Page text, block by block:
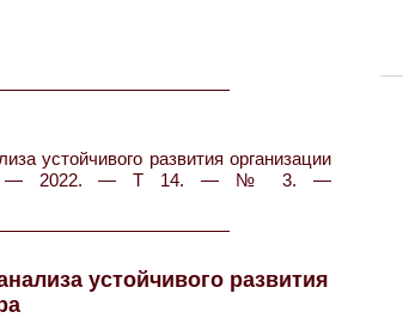
устойчивого развития организации
науки. — 2022. — Т 14. — № 3. —
устойчивого развития